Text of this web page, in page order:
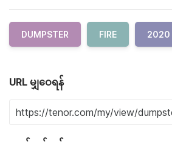
DUMPSTER FIRE 2020
URL မျှဝေရန်